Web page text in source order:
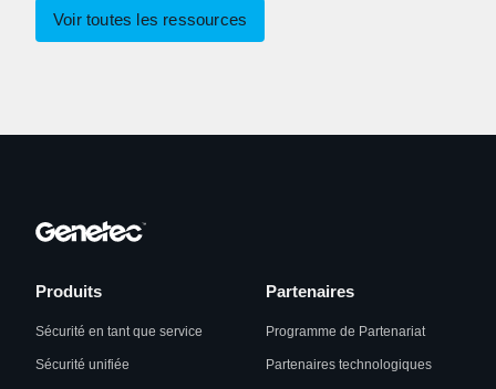
Voir toutes les ressources
Produits
Sécurité en tant que service
Sécurité unifiée
Partenaires
Programme de Partenariat
Partenaires technologiques